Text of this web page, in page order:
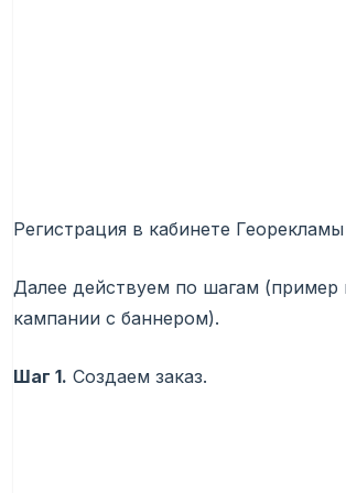
Регистрация в кабинете Георекламы
Далее действуем по шагам (пример
кампании с баннером).
Шаг 1. Создаем заказ.